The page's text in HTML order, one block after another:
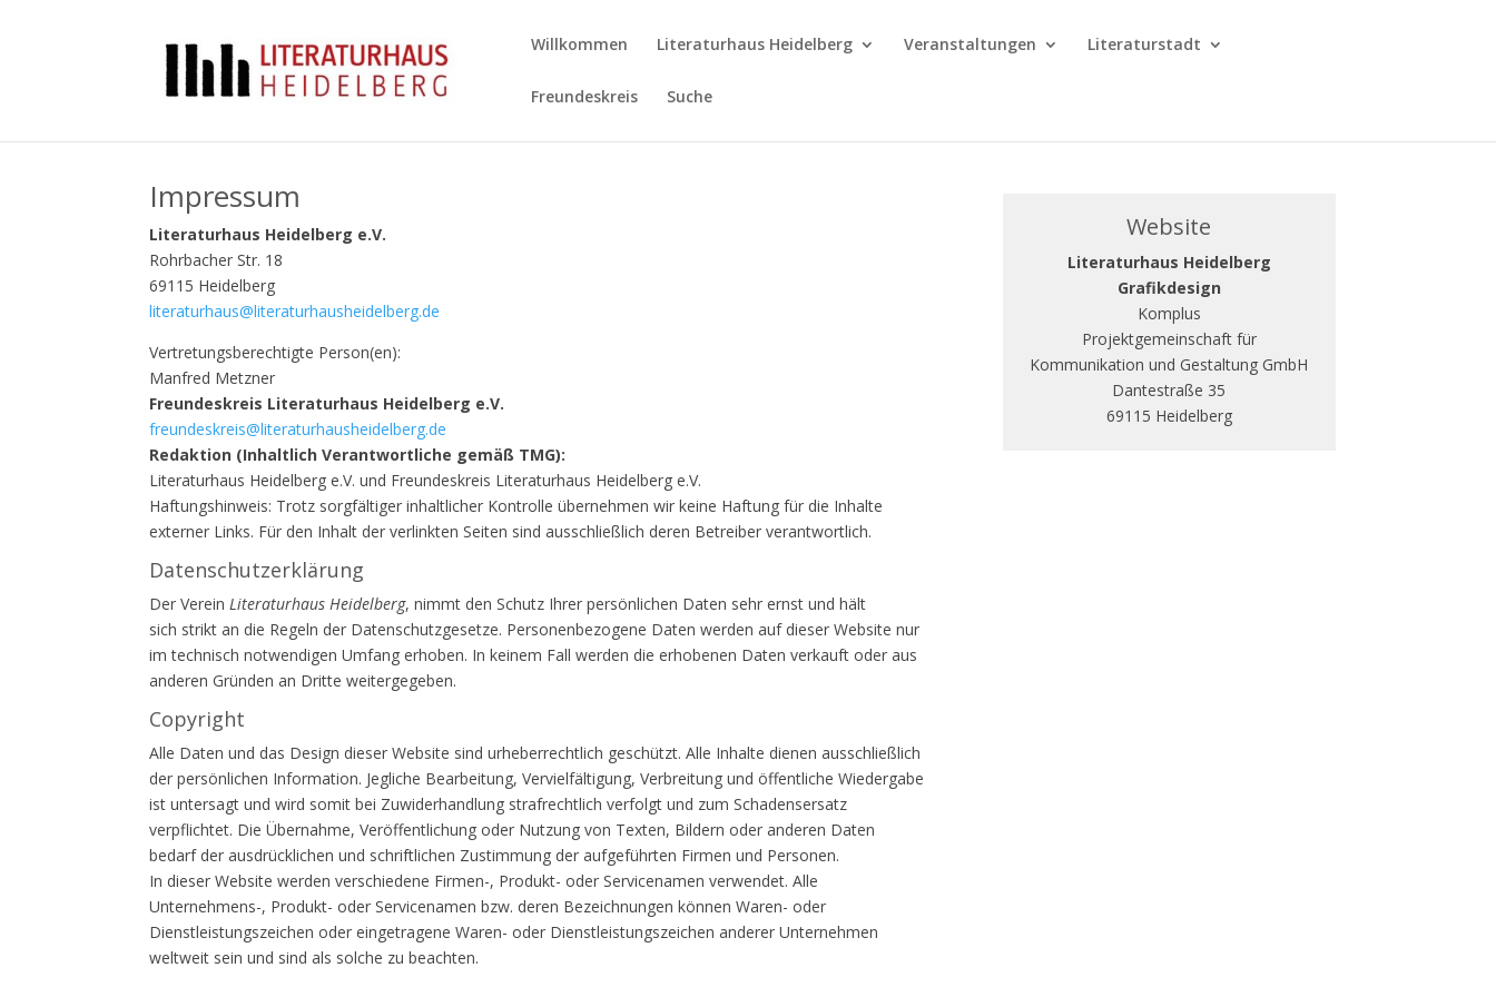
Willkommen Literaturhaus Heidelberg Veranstaltungen Literaturstadt
Freundeskreis Suche
Impressum
Literaturhaus Heidelberg e.V.
Rohrbacher Str. 18
69115 Heidelberg
literaturhaus@literaturhausheidelberg.de
Vertretungsberechtigte Person(en):
Manfred Metzner
Freundeskreis Literaturhaus Heidelberg e.V.
freundeskreis@literaturhausheidelberg.de
Redaktion (Inhaltlich Verantwortliche gemäß TMG):
Literaturhaus Heidelberg e.V. und Freundeskreis Literaturhaus Heidelberg e.V.
Haftungshinweis: Trotz sorgfältiger inhaltlicher Kontrolle übernehmen wir keine Haftung für die Inhalte
externer Links. Für den Inhalt der verlinkten Seiten sind ausschließlich deren Betreiber verantwortlich.
Datenschutzerklärung
Der VereinLiteraturhaus Heidelberg, nimmt den Schutz Ihrer persönlichen Daten sehr ernst und hält
sich strikt an die Regeln der Datenschutzgesetze. Personenbezogene Daten werden auf dieser Website nur
im technisch notwendigen Umfang erhoben. In keinem Fall werden die erhobenen Daten verkauft oder aus
anderen Gründen an Dritte weitergegeben.
Copyright
Alle Daten und das Design dieser Website sind urheberrechtlich geschützt. Alle Inhalte dienen ausschließlich
der persönlichen Information. Jegliche Bearbeitung, Vervielfältigung, Verbreitung und öffentliche Wiedergabe
ist untersagt und wird somit bei Zuwiderhandlung strafrechtlich verfolgt und zum Schadensersatz
verpflichtet. Die Übernahme, Veröffentlichung oder Nutzung von Texten, Bildern oder anderen Daten
bedarf der ausdrücklichen und schriftlichen Zustimmung der aufgeführten Firmen und Personen.
In dieser Website werden verschiedene Firmen-, Produkt- oder Servicenamen verwendet. Alle
Unternehmens-, Produkt- oder Servicenamen bzw. deren Bezeichnungen können Waren- oder
Dienstleistungszeichen oder eingetragene Waren- oder Dienstleistungszeichen anderer Unternehmen
weltweit sein und sind als solche zu beachten.
Website
Literaturhaus Heidelberg
Grafikdesign
Komplus
Projektgemeinschaft für
Kommunikation und Gestaltung GmbH
Dantestraße 35
69115 Heidelberg